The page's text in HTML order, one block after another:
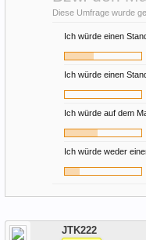
Diese Umfrage wurde
Ich würde einen
Ich würde einen
Ich würde auf dem
Ich würde weder
JTK222